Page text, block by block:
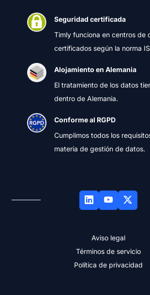
Seguridad certificada
Timly funciona en centros de
certificados según la norma
Alojamiento en Alemania
El tratamiento de los datos
dentro de Alemania.
Conforme al RGPD
Cumplimos todos los
materia de gestión de datos.
Aviso legal
Términos de servicio
Política de privacidad